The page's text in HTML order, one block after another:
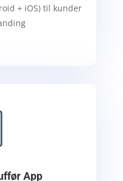
+ iOS) til kunder
App